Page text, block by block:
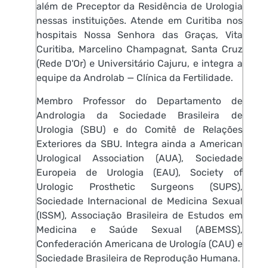
além de Preceptor da Residência de Urologia
nessas instituições. Atende em Curitiba nos
hospitais Nossa Senhora das Graças, Vita
Curitiba, Marcelino Champagnat, Santa Cruz
(Rede D'Or) e Universitário Cajuru, e integra a
equipe da Androlab — Clínica da Fertilidade.
Membro Professor do Departamento de
Andrologia da Sociedade Brasileira de
Urologia (SBU) e do Comitê de Relações
Exteriores da SBU. Integra ainda a American
Urological Association (AUA), Sociedade
Europeia de Urologia (EAU), Society of
Urologic Prosthetic Surgeons (SUPS),
Sociedade Internacional de Medicina Sexual
(ISSM), Associação Brasileira de Estudos em
Medicina e Saúde Sexual (ABEMSS),
Confederación Americana de Urología (CAU) e
Sociedade Brasileira de Reprodução Humana.